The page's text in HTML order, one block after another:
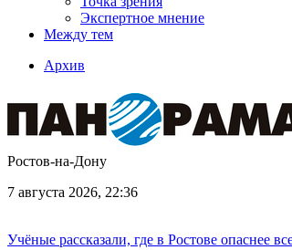
Экспертное мнение
Между тем
Архив
Ростов-на-Дону
7 августа 2026, 22:36
Учёные рассказали, где в Ростове опаснее